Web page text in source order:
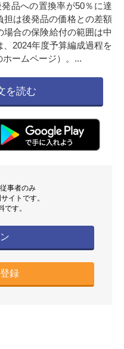
品への置換率が50％に達
担は後発品の価格との差額
合の保険給付の範囲は中
2024年度予算編成過程を
ームページ）。...
を読む
事者のみ
イトです。
です。
録